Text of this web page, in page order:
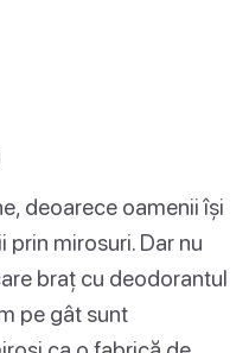
deoarece oamenii își
mirosuri. Dar nu
braț cu deodorantul
pe gât sunt